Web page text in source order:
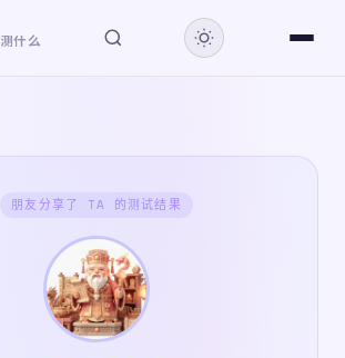
测什么
朋友分享了 TA 的测试结果